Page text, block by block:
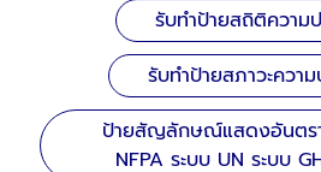
รับทำป้ายสถิติควา
รับทำป้ายสภาวะควา
ป้ายสัญลักษณ์แสดงอันตรา
NFPA ระบบ UN ระบบ